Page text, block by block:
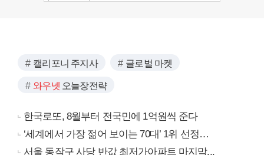
캘리포니 주지사 글로벌 마켓
와우넷 오늘장전략
한국로또, 8월부터 전국민에 1억원씩 준다
‘세계에서 가장 젊어 보이는 70대’ 1위 선정…
서울 동작구 사당 반값 최저가아파트 마지막...